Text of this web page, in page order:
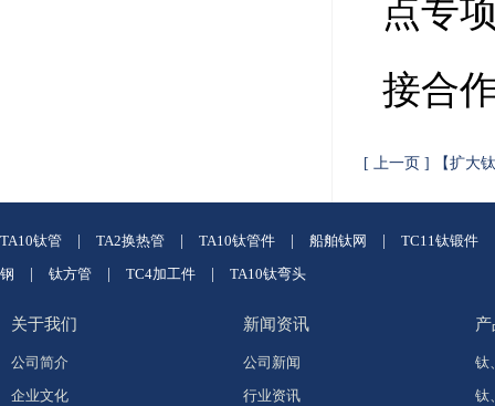
点专
接合
[ 上一页 ] 【扩大
TA10钛管 TA2换热管 TA10钛管件 船舶钛网 TC11钛锻件
钢
钛方管 TC4加工件 TA10钛弯头
关于我们
公司简介
企业文化
新闻资讯
公司新闻
行业资讯
钛
钛